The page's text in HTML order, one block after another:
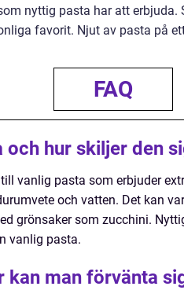
nyttig pasta har att erbjuda.
favorit. Njut av pasta på
FAQ
och hur skiljer den
vanlig pasta som erbjuder
och vatten. Det kan
grönsaker som zucchini.
vanlig pasta.
man förvänta